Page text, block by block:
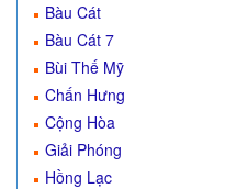
Bàu Cát
Bàu Cát 7
Bùi Thế Mỹ
Chấn Hưng
Cộng Hòa
Giải Phóng
Hồng Lạc